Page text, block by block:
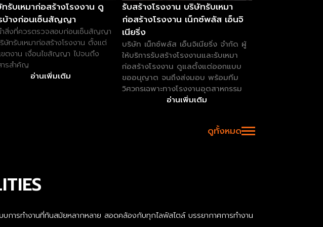
รับเหมาก่อสร้างโรงงาน ดู
บ้างก่อนเซ็นสัญญา
ำสิ่งที่ควรตรวจสอบก่อนเซ็นสัญญา
ษัทรับเหมาก่อสร้างโรงงาน ตั้งแต่
ขตงาน เงื่อนไขสัญญา ไปจนถึง
ารสำคัญ
อ่านเพิ่มเติม
รับสร้างโรงงาน บริษัทรับเหมา
ก่อสร้างโรงงาน เน็กซ์พลัส เอ็นจิ
เนียริ่ง
บริษัท เน็กซ์พลัส เอ็นจิเนียริ่ง จำกัด ผู้
ให้บริการรับสร้างโรงงานและรับเหมา
ก่อสร้างโรงงาน ดูแลตั้งแต่ออกแบบ
ขออนุญาต จนถึงส่งมอบ พร้อมทีม
วิศวกรเฉพาะทางโรงงานอุตสาหกรรม
อ่านเพิ่มเติม
ดูทั้งหมด
การทำงานที่ทันสมัยหลากหลาย สอดคล้องกับทุกไลฟ์สไตล์ บรรยากาศการทำงาน